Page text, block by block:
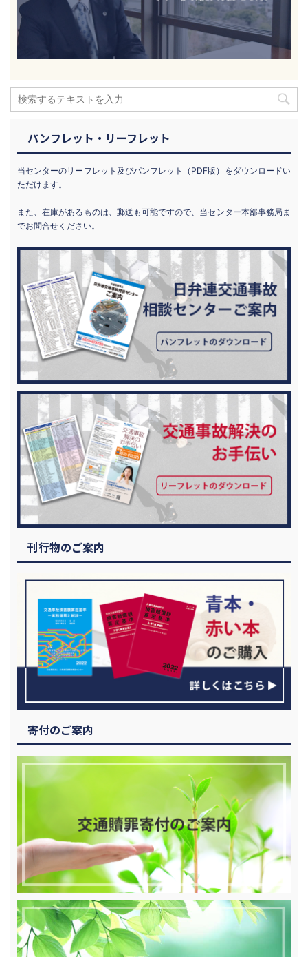
パンフレット・リーフレット
当センターのリーフレット及びパンフレット（PDF版）をダウンロードい
ただけます。
また、在庫があるものは、郵送も可能ですので、当センター本部事務局ま
でお問合せください。
刊行物のご案内
寄付のご案内